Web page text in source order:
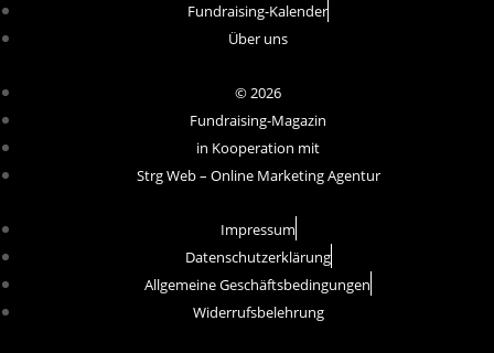
Fundraising-Kalender
Über uns
© 2026
Fundraising-Magazin
in Kooperation mit
Strg Web – Online Marketing Agentur
Impressum
Datenschutzerklärung
Allgemeine Geschäftsbedingungen
Widerrufsbelehrung